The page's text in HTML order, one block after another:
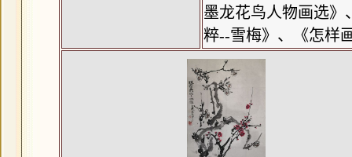
墨龙花鸟人物画选》
粹--雪梅》、《怎样